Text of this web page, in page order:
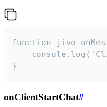
function
}
onClientStartChat#